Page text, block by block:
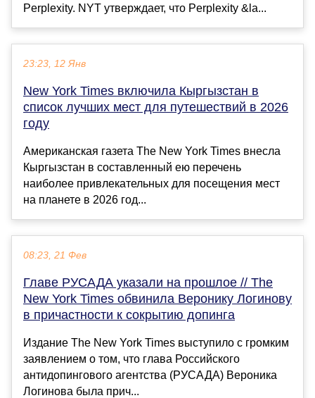
Perplexity. NYT утверждает, что Perplexity &la...
23:23, 12 Янв
New York Times включила Кыргызстан в
список лучших мест для путешествий в 2026
году
Американская газета The New York Times внесла
Кыргызстан в составленный ею перечень
наиболее привлекательных для посещения мест
на планете в 2026 год...
08:23, 21 Фев
Главе РУСАДА указали на прошлое // The
New York Times обвинила Веронику Логинову
в причастности к сокрытию допинга
Издание The New York Times выступило с громким
заявлением о том, что глава Российского
антидопингового агентства (РУСАДА) Вероника
Логинова была прич...